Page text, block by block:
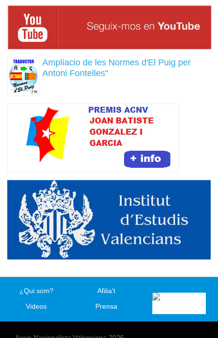
Ampliacio de les Normes d'El Puig per
Antoni Fontelles"
¿Qui som?
Videos
Afilia't
Prensa